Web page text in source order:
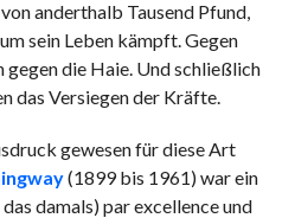
anderthalb Tausend Pfund,
sein Leben kämpft. Gegen
gegen die Haie. Und schließlich
das Versiegen der Kräfte.
gewesen für diese Art
(1899 bis 1961) war ein
damals) par excellence und